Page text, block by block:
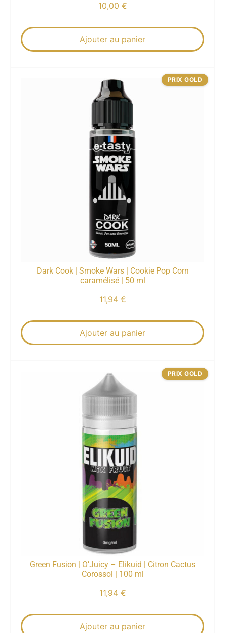
10,00 €
Ajouter au panier
Dark Cook | Smoke Wars | Cookie Pop Corn
caramélisé | 50 ml
11,94 €
Ajouter au panier
PRIX GOLD
Green Fusion | O’Juicy – Elikuid | Citron Cactus
Corossol | 100 ml
11,94 €
Ajouter au panier
PRIX GOLD